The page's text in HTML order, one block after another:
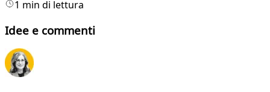
1 min di lettura
Idee e commenti